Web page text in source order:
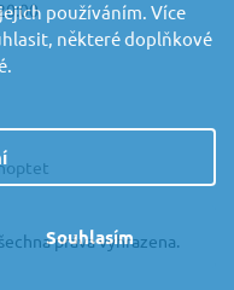
používáním. Více
některé doplňkové
Souhlasím
práva vyhrazena.